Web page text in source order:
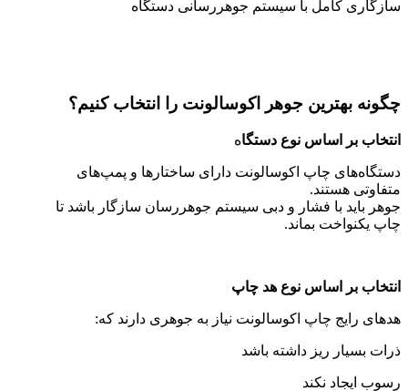
سازگاری کامل با سیستم جوهررسانی دستگاه
چگونه بهترین جوهر اکوسالونت را انتخاب کنیم؟
انتخاب بر اساس نوع دستگاه
دستگاه‌های چاپ اکوسالونت دارای ساختارها و پمپ‌های
متفاوتی هستند.
جوهر باید با فشار و دبی سیستم جوهررسان سازگار باشد تا
چاپ یکنواخت بماند.
انتخاب بر اساس نوع هد چاپ
هدهای رایج چاپ اکوسالونت نیاز به جوهری دارند که:
ذرات بسیار ریز داشته باشد
رسوب ایجاد نکند